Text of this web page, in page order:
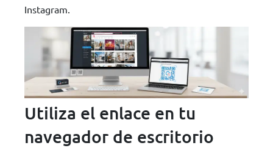
Instagram.
Utiliza el enlace en tu
navegador de escritorio